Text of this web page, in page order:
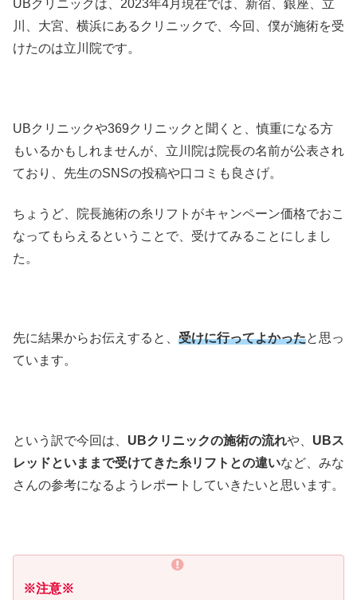
UBクリニックは、2023年4月現在では、新宿、銀座、立
川、大宮、横浜にあるクリニックで、今回、僕が施術を受
けたのは立川院です。
UBクリニックや369クリニックと聞くと、慎重になる方
もいるかもしれませんが、立川院は院長の名前が公表され
ており、先生のSNSの投稿や口コミも良さげ。
ちょうど、院長施術の糸リフトがキャンペーン価格でおこ
なってもらえるということで、受けてみることにしまし
た。
先に結果からお伝えすると、 受けに行ってよかったと思っ
ています。
という訳で今回は、 UBクリニックの施術の流れや、 UBス
レッドといままで受けてきた糸リフトとの違いなど、みな
さんの参考になるようレポートしていきたいと思います。
※注意※